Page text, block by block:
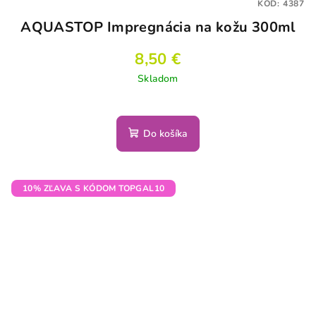
AQUASTOP Impregnácia na kožu 300ml
8,50 €
Skladom
Do košíka
KÓD: 4387
10% ZĽAVA S KÓDOM TOPGAL10